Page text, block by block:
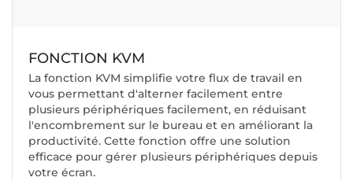
FONCTION KVM
La fonction KVM simplifie votre flux de travail en
vous permettant d'alterner facilement entre
plusieurs périphériques facilement, en réduisant
l'encombrement sur le bureau et en améliorant la
productivité. Cette fonction offre une solution
efficace pour gérer plusieurs périphériques depuis
votre écran.